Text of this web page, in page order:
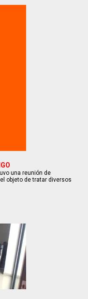
una reunión de
objeto de tratar diversos